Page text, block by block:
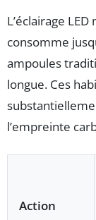
L’éclairage
consomme
ampoules
longue. Ces
l’empreinte
Action